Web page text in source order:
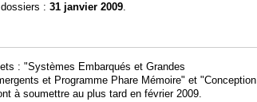
: 31 janvier 2009.
: "Systèmes Embarqués et Grandes
et Programme Phare Mémoire" et "Conception
à soumettre au plus tard en février 2009.